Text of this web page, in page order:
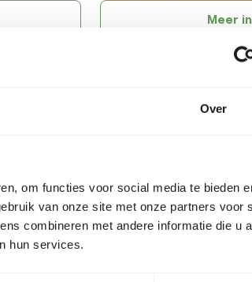
Over
om functies voor social media te bieden
van onze site met onze partners voor
combineren met andere informatie die u
hun services.
Meer